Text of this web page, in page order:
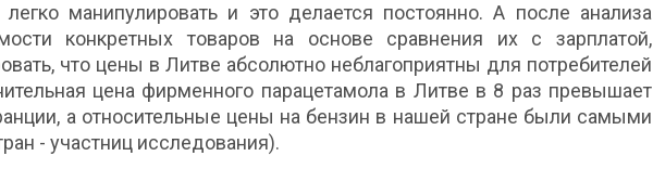
манипулировать и это делается постоянно. А после анализа
конкретных товаров на основе сравнения их с зарплатой,
что цены в Литве абсолютно неблагоприятны для потребителей
цена фирменного парацетамола в Литве в 8 раз превышает
а относительные цены на бензин в нашей стране были самыми
- участниц исследования).